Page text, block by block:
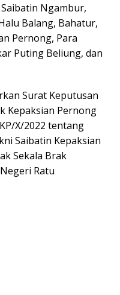
Ngambur,
Balang, Bahatur,
Pernong, Para
Puting Beliung, dan
Surat Keputusan
Kepaksian Pernong
X/2022 tentang
Saibatin Kepaksian
Sekala Brak
Ratu